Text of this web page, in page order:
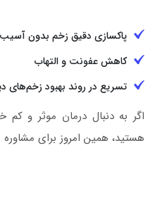
پاکسازی دقیق زخم بدون
کاهش عفونت و التهاب
تسریع در روند بهبود زخم‌های
اگر به دنبال درمان موثر و
هستید، همین امروز برای مشاوره